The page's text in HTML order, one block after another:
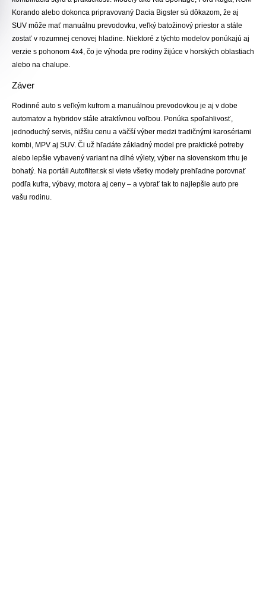
Korando alebo dokonca pripravovaný Dacia Bigster sú dôkazom, že aj
SUV môže mať manuálnu prevodovku, veľký batožinový priestor a stále
zostať v rozumnej cenovej hladine. Niektoré z týchto modelov ponúkajú aj
verzie s pohonom 4x4, čo je výhoda pre rodiny žijúce v horských oblastiach
alebo na chalupe.
Záver
Rodinné auto s veľkým kufrom a manuálnou prevodovkou je aj v dobe
automatov a hybridov stále atraktívnou voľbou. Ponúka spoľahlivosť,
jednoduchý servis, nižšiu cenu a väčší výber medzi tradičnými karosériami
kombi, MPV aj SUV. Či už hľadáte základný model pre praktické potreby
alebo lepšie vybavený variant na dlhé výlety, výber na slovenskom trhu je
bohatý. Na portáli Autofilter.sk si viete všetky modely prehľadne porovnať
podľa kufra, výbavy, motora aj ceny – a vybrať tak to najlepšie auto pre
vašu rodinu.